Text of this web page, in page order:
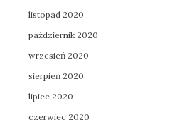
listopad 2020
październik 2020
wrzesień 2020
sierpień 2020
lipiec 2020
czerwiec 2020